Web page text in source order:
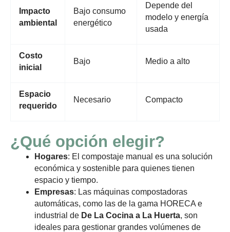
Impacto
ambiental
Bajo consumo
energético
Depende del
modelo y energía
usada
Costo
inicial
Bajo Medio a alto
Espacio
requerido
Necesario Compacto
¿Qué opción elegir?
Hogares: El compostaje manual es una solución
económica y sostenible para quienes tienen
espacio y tiempo.
Empresas: Las máquinas compostadoras
automáticas, como las de la gama HORECA e
industrial de De La Cocina a La Huerta, son
ideales para gestionar grandes volúmenes de